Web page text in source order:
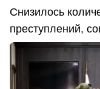
Снизилось
преступлений,